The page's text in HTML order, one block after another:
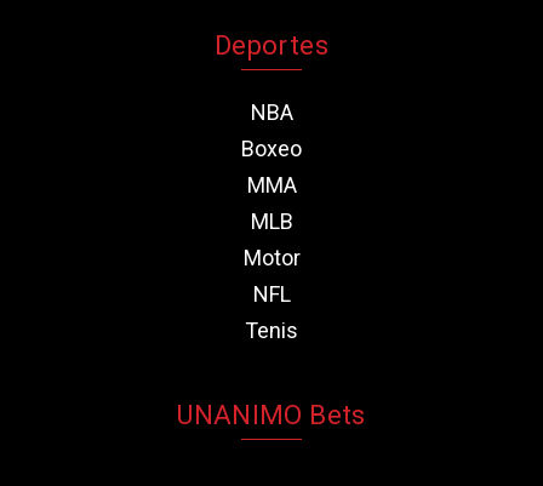
Deportes
NBA
Boxeo
MMA
MLB
Motor
NFL
Tenis
UNANIMO Bets